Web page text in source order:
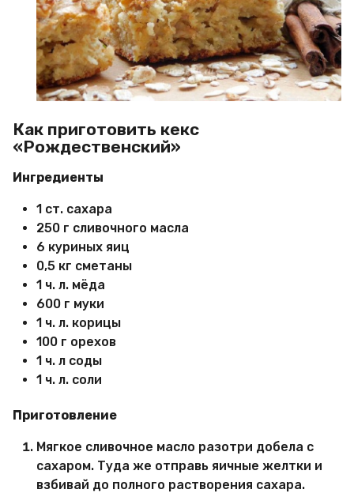
Как приготовить кекс
«Рождественский»
Ингредиенты
1 ст. сахара
250 г сливочного масла
6 куриных яиц
0,5 кг сметаны
1 ч. л. мёда
600 г муки
1 ч. л. корицы
100 г орехов
1 ч. л соды
1 ч. л. соли
Приготовление
Мягкое сливочное масло разотри добела с
сахаром. Туда же отправь яичные желтки и
взбивай до полного растворения сахара.